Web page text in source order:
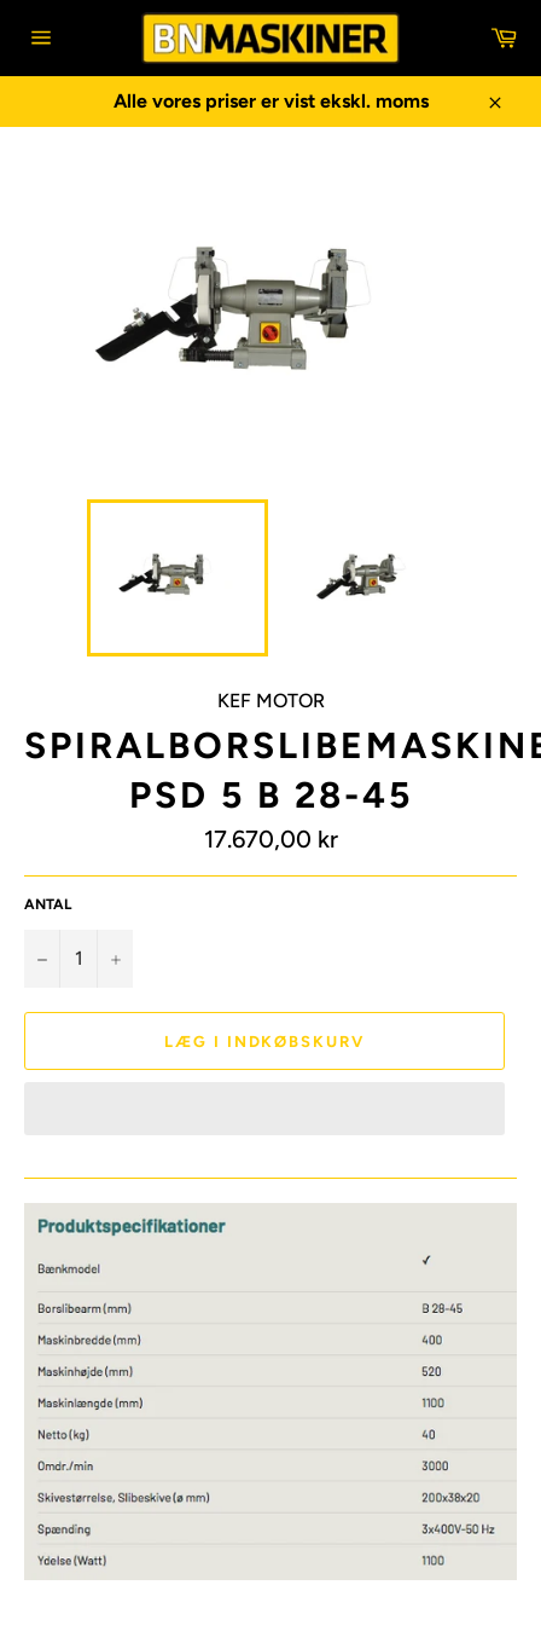
Sidenavigering
Alle vores priser er vist ekskl. moms
Luk
KEF MOTOR
PSD 5 B 28-45
Normalpris
17.670,00 kr
ANTAL
− +
LÆG I INDKØBSKURV